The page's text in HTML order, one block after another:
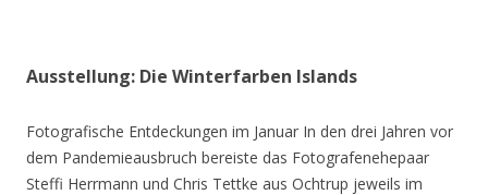
Ausstellung: Die Winterfarben Islands
Fotografische Entdeckungen im Januar In den drei Jahren vor
dem Pandemieausbruch bereiste das Fotografenehepaar
Steffi Herrmann und Chris Tettke aus Ochtrup jeweils im